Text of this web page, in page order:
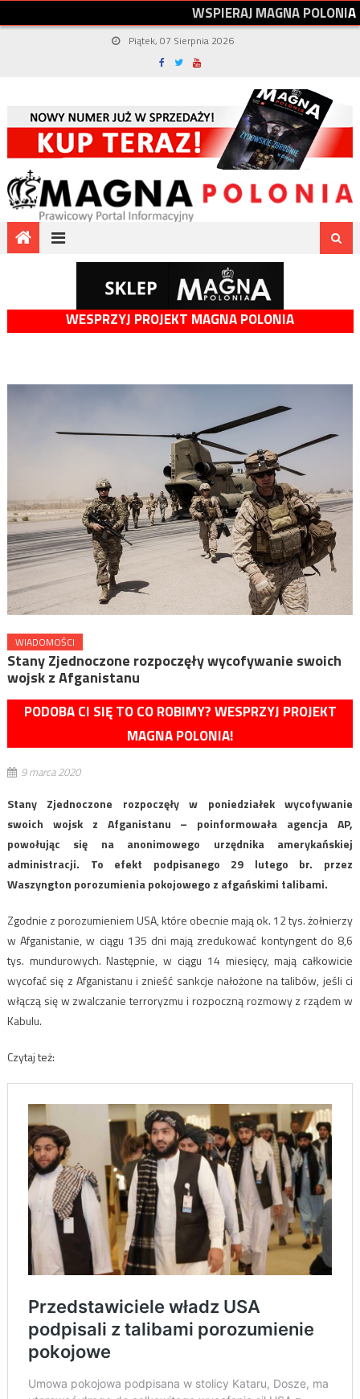
WSPIERAJMAGNAPOLONIA
Piątek, 07 Sierpnia 2026
WESPRZYJ PROJEKT MAGNA POLONIA
WIADOMOŚCI
Stany Zjednoczone rozpoczęły wycofywanie swoich
wojsk z Afganistanu
PODOBA CI SIĘ TO CO ROBIMY? WESPRZYJ PROJEKT
MAGNA POLONIA!
9 marca 2020
Stany Zjednoczone rozpoczęły w poniedziałek wycofywanie
swoich wojsk z Afganistanu – poinformowała agencja AP,
powołując się na anonimowego urzędnika amerykańskiej
administracji. To efekt podpisanego 29 lutego br. przez
Waszyngton porozumienia pokojowego z afgańskimi talibami.
Zgodnie z porozumieniem USA, które obecnie mają ok. 12 tys. żołnierzy
w Afganistanie, w ciągu 135 dni mają zredukować kontyngent do 8,6
tys. mundurowych. Następnie, w ciągu 14 miesięcy, mają całkowicie
wycofać się z Afganistanu i znieść sankcje nałożone na talibów, jeśli ci
włączą się w zwalczanie terroryzmu i rozpoczną rozmowy z rządem w
Kabulu.
Czytaj też: